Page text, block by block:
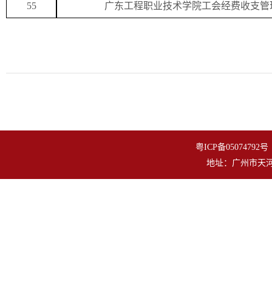
55 广东工程职业技术学院工会经费收支
粤ICP备05074792
地址：广州市天